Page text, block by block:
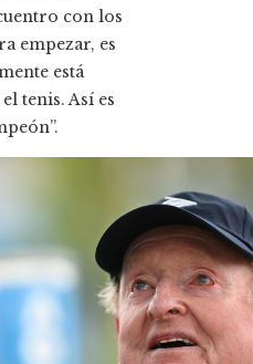
con los
empezar, es
está
tenis. Así es